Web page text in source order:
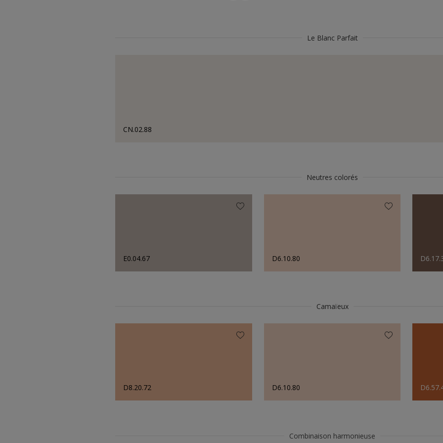
Le Blanc Parfait
CN.02.88
Neutres colorés
E0.04.67 D6.10.80
Camaïeux
D8.20.72 D6.10.80
Combinaison harmonieuse